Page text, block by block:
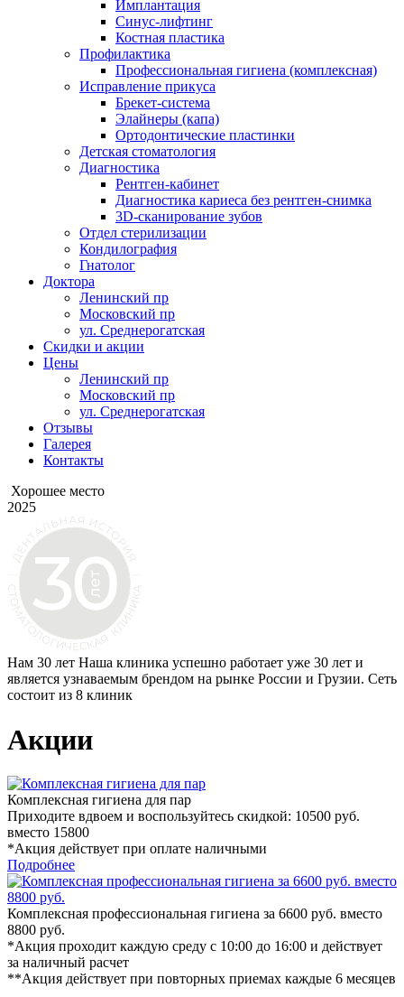
Имплантация
Синус-лифтинг
Костная пластика
Профилактика
Профессиональная гигиена (комплексная)
Исправление прикуса
Брекет-система
Элайнеры (капа)
Ортодонтические пластинки
Детская стоматология
Диагностика
Рентген-кабинет
Диагностика кариеса без рентген-снимка
3D-сканирование зубов
Отдел стерилизации
Кондилография
Гнатолог
Доктора
Ленинский пр
Московский пр
ул. Среднерогатская
Скидки и акции
Цены
Ленинский пр
Московский пр
ул. Среднерогатская
Отзывы
Галерея
Контакты
Хорошее место
2025
Нам 30 лет Наша клиника успешно работает уже 30 лет и
является узнаваемым брендом на рынке России и Грузии. Сеть
состоит из 8 клиник
Акции
Комплексная гигиена для пар
Приходите вдвоем и воспользуйтесь скидкой: 10500 руб.
вместо 15800
*Акция действует при оплате наличными
Подробнее
Комплексная профессиональная гигиена за 6600 руб. вместо
8800 руб.
*Акция проходит каждую среду с 10:00 до 16:00 и действует
за наличный расчет
**Акция действует при повторных приемах каждые 6 месяцев